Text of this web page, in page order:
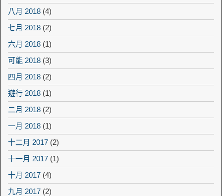
八月 2018 (4)
七月 2018 (2)
六月 2018 (1)
可能 2018 (3)
四月 2018 (2)
遊行 2018 (1)
二月 2018 (2)
一月 2018 (1)
十二月 2017 (2)
十一月 2017 (1)
十月 2017 (4)
九月 2017 (2)